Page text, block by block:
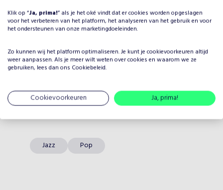
Elske DeWall
Jazz Pop
Klik op “Ja, prima!” als je het oké vindt dat er cookies worden opgeslagen
voor het verbeteren van het platform, het analyseren van het gebruik en voor
het ondersteunen van onze marketingdoeleinden.
Zo kunnen wij het platform optimaliseren. Je kunt je cookievoorkeuren altijd
weer aanpassen. Als je meer wilt weten over cookies en waarom we ze
gebruiken, lees dan ons Cookiebeleid.
Cookievoorkeuren Ja, prima!